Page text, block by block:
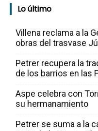
Lo último
Villena reclama a la
obras del trasvase
Petrer recupera la
de los barrios en las
Aspe celebra con
su hermanamiento
Petrer se suma a la